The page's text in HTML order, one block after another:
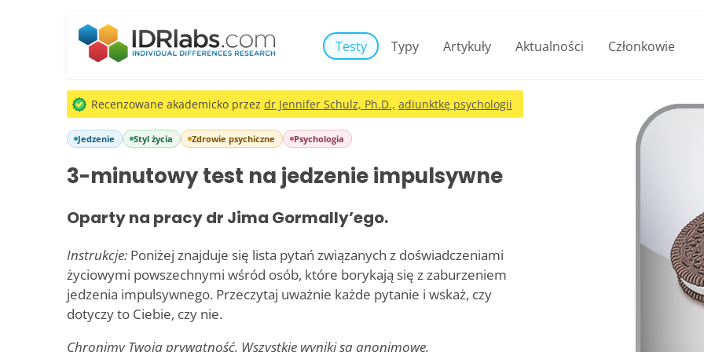
Testy Typy Artykuły Aktualności Członkowie
Recenzowane akademicko przez dr Jennifer Schulz, Ph.D., adiunktkę psychologii
Jedzenie Styl życia Zdrowie psychiczne Psychologia
3-minutowy test na jedzenie impulsywne
Oparty na pracy dr Jima Gormally’ego.
Instrukcje: Poniżej znajduje się lista pytań związanych z doświadczeniami
życiowymi powszechnymi wśród osób, które borykają się z zaburzeniem
jedzenia impulsywnego. Przeczytaj uważnie każde pytanie i wskaż, czy
dotyczy to Ciebie, czy nie.
Chronimy Twoją prywatność. Wszystkie wyniki są anonimowe.